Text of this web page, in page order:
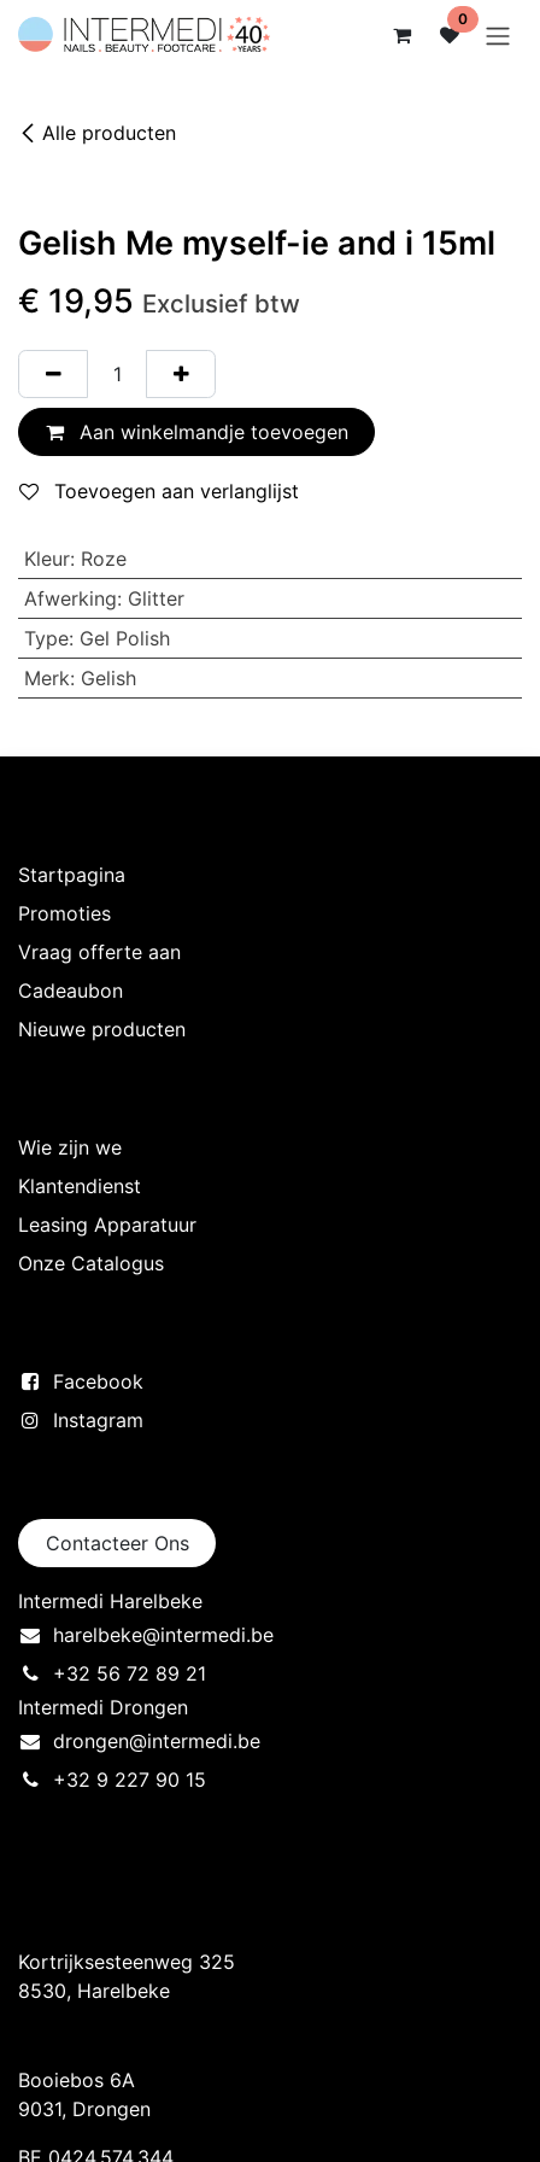
Overslaan naar inhoud 0
Alle producten
Gelish Me myself-ie and i 15ml
€ 19,95 Exclusief btw
Aan winkelmandje toevoegen
Toevoegen aan verlanglijst
Kleur: Roze
Afwerking: Glitter
Type: Gel Polish
Merk: Gelish
Startpagina
Promoties
Vraag offerte aan
Cadeaubon
Nieuwe producten
Wie zijn we
Klantendienst
Leasing Apparatuur
Onze Catalogus
Facebook
Instagram
Contacteer Ons
Intermedi Harelbeke
harelbeke@intermedi.be
+32 56 72 89 21
Intermedi Drongen
drongen@intermedi.be
+32 9 227 90 15
Kortrijksesteenweg 325
8530, Harelbeke
Booiebos 6A
9031, Drongen
BE 0424.574.344